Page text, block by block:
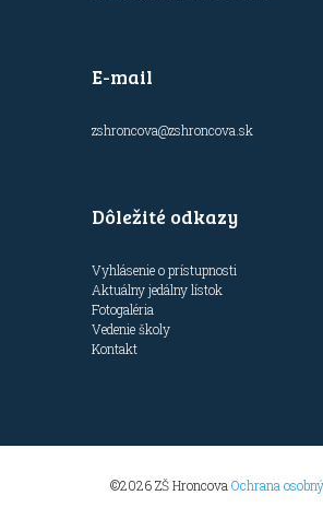
E-mail
zshroncova@zshroncova.sk
Dôležité odkazy
Vyhlásenie o prístupnosti
Aktuálny jedálny lístok
Fotogaléria
Vedenie školy
Kontakt
©2026 ZŠ Hroncova Ochrana